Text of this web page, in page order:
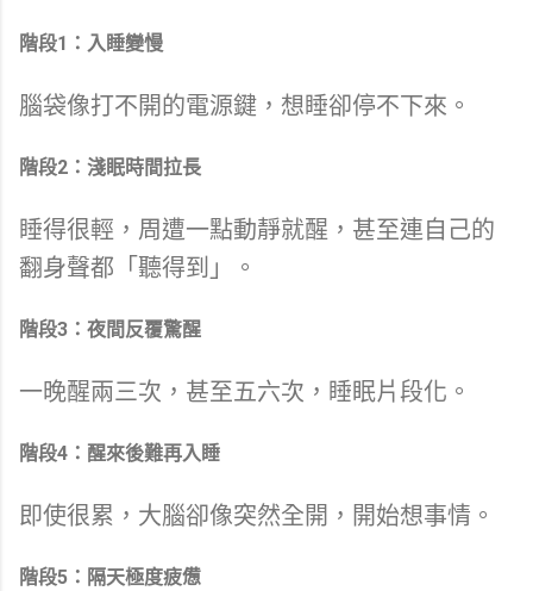
階段1：入睡變慢
腦袋像打不開的電源鍵，想睡卻停不下來。
階段2：淺眠時間拉長
睡得很輕，周遭一點動靜就醒，甚至連自己的
翻身聲都「聽得到」。
階段3：夜間反覆驚醒
一晚醒兩三次，甚至五六次，睡眠片段化。
階段4：醒來後難再入睡
即使很累，大腦卻像突然全開，開始想事情。
階段5：隔天極度疲憊